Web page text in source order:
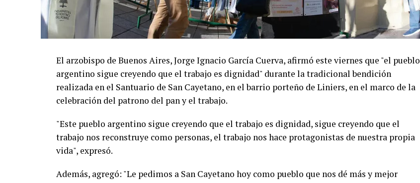
El arzobispo de Buenos Aires, Jorge Ignacio García Cuerva, afirmó este viernes que "el pueblo
argentino sigue creyendo que el trabajo es dignidad" durante la tradicional bendición
realizada en el Santuario de San Cayetano, en el barrio porteño de Liniers, en el marco de la
celebración del patrono del pan y el trabajo.
"Este pueblo argentino sigue creyendo que el trabajo es dignidad, sigue creyendo que el
trabajo nos reconstruye como personas, el trabajo nos hace protagonistas de nuestra propia
vida", expresó.
Además, agregó: "Le pedimos a San Cayetano hoy como pueblo que nos dé más y mejor